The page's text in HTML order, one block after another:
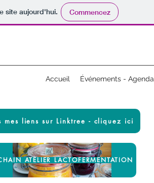
site aujourd'hui. Commencez
Accueil Événements - Agenda
mes liens sur Linktree - cliquez ici
ATELIER LACTOFERMENTATION